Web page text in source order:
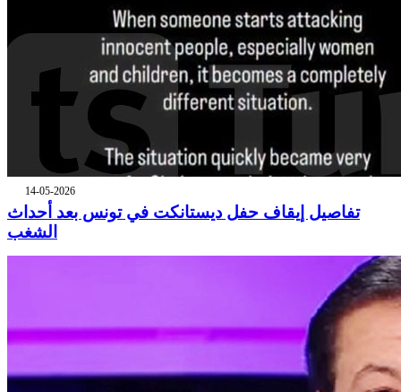
14-05-2026
تفاصيل إيقاف حفل ديستانكت في تونس بعد أحداث
الشغب